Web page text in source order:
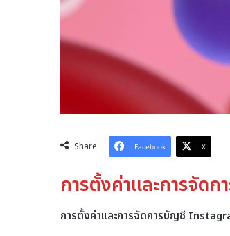
Share Facebook X
การตั้งค่าและการจัด
การตั้งค่าและการจัดการบัญชี